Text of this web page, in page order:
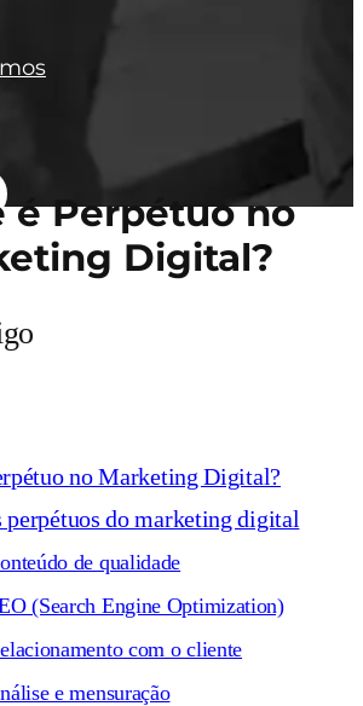
é Perpétuo no
Digital?
no Marketing Digital?
perpétuos do marketing digital
de qualidade
(Search Engine Optimization)
com o cliente
e mensuração